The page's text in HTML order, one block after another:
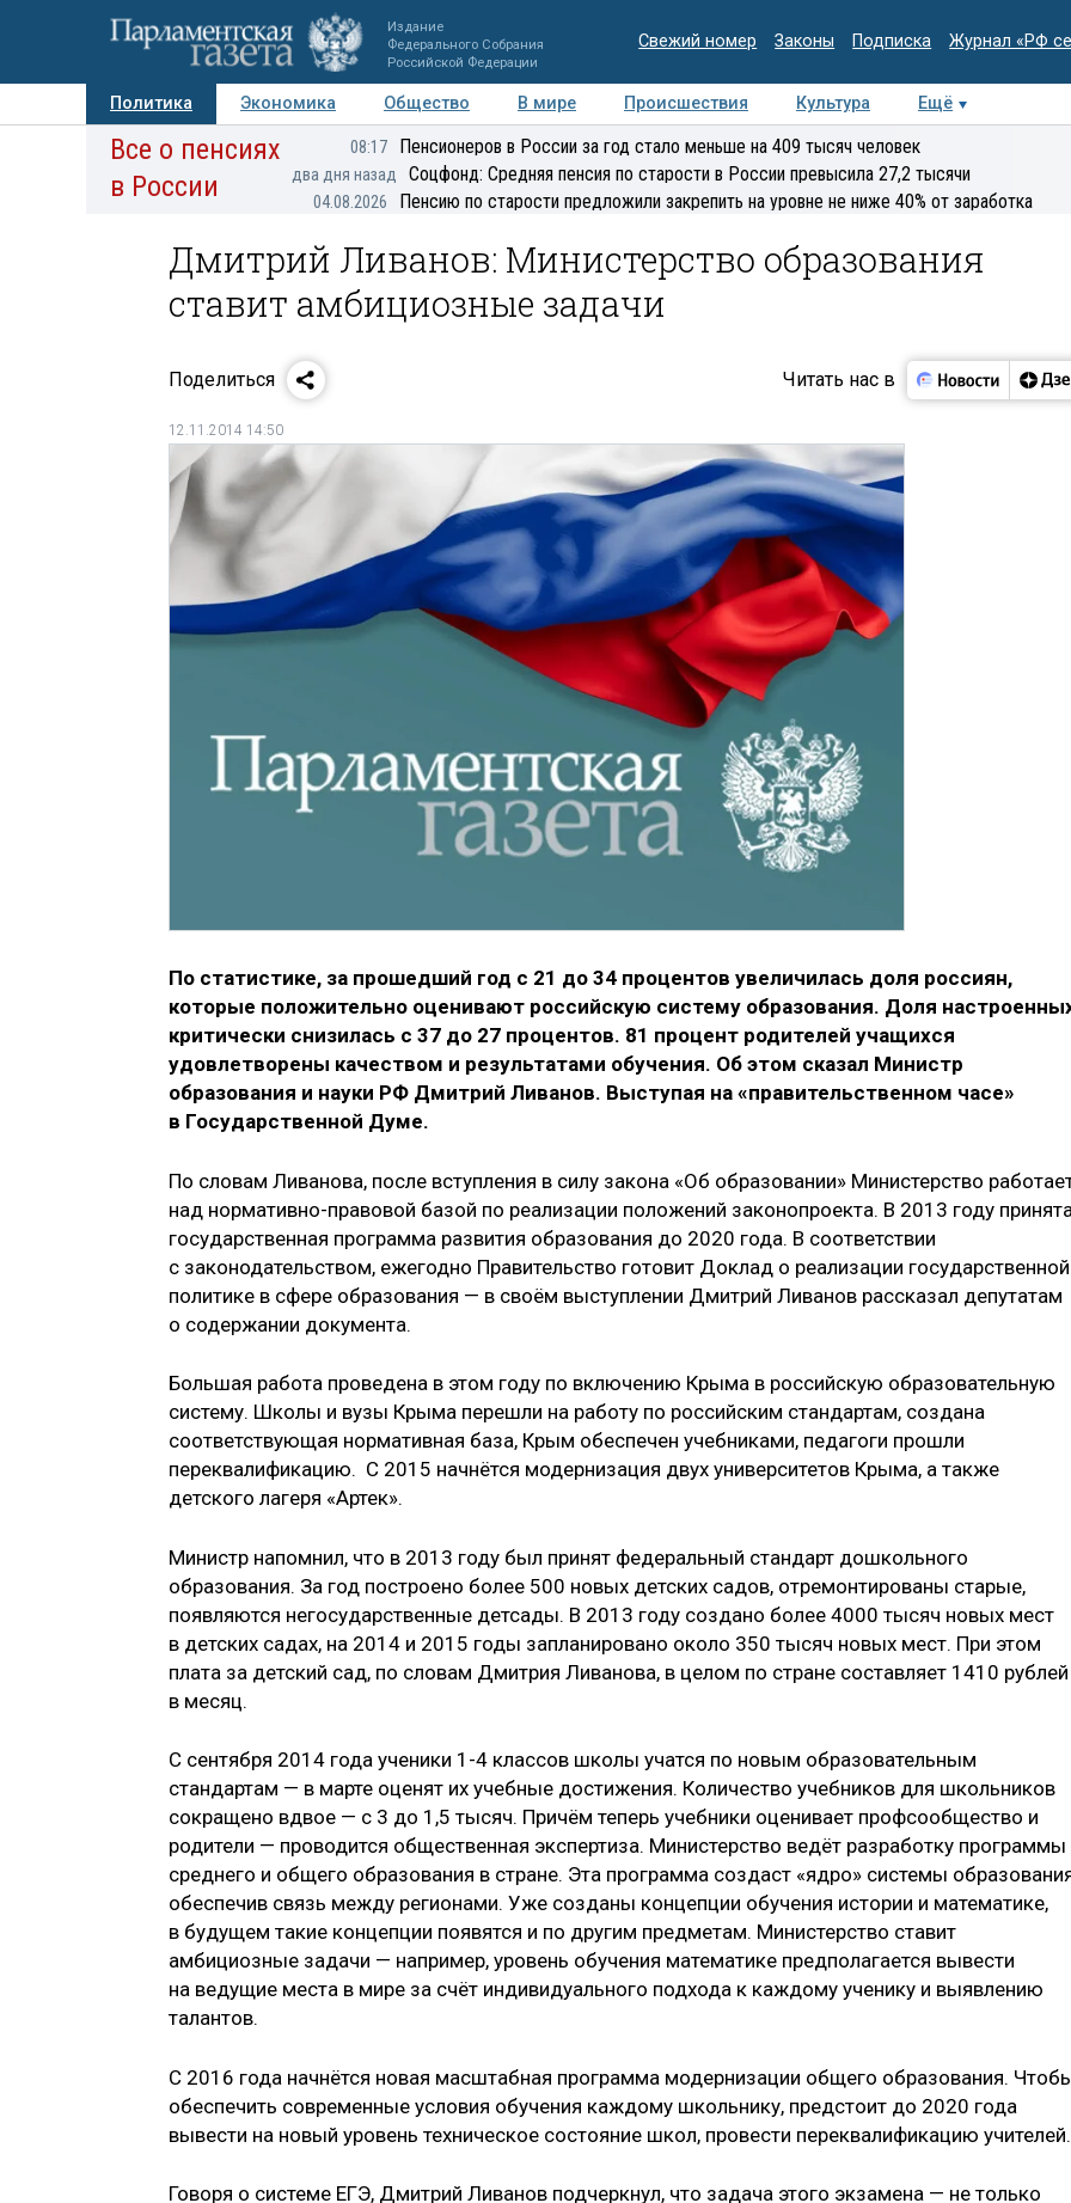
Издание
Федерального Собрания
Российской Федерации
Свежий номер Законы Подписка Журнал «РФ
Политика Экономика Общество В мире Происшествия Культура
Ещё
Авторы Персоны Мнения Регионы Медиацентр Интервью Колумнисты
Все о пенсиях
в России
08:17 Пенсионеров в России за год стало меньше на 409 тысяч человек
два дня назад Соцфонд: Средняя пенсия по старости в России превысила 27,2 тысячи
04.08.2026 Пенсию по старости предложили закрепить на уровне не ниже 40% от заработка
Дмитрий Ливанов: Министерство образования
ставит амбициозные задачи
Поделиться Читать нас в
12.11.2014 14:50
По статистике, за прошедший год с 21 до 34 процентов увеличилась доля россиян,
которые положительно оценивают российскую систему образования. Доля
критически снизилась с 37 до 27 процентов. 81 процент родителей учащихся
удовлетворены качеством и результатами обучения. Об этом сказал Министр
образования и науки РФ Дмитрий Ливанов. Выступая на «правительственном часе»
в Государственной Думе.
По словам Ливанова, после вступления в силу закона «Об образовании» Министерство
над нормативно-правовой базой по реализации положений законопроекта. В 2013 году
государственная программа развития образования до 2020 года. В соответствии
с законодательством, ежегодно Правительство готовит Доклад о реализации государственной
политике в сфере образования — в своём выступлении Дмитрий Ливанов рассказал депутатам
о содержании документа.
Большая работа проведена в этом году по включению Крыма в российскую образовательную
систему. Школы и вузы Крыма перешли на работу по российским стандартам, создана
соответствующая нормативная база, Крым обеспечен учебниками, педагоги прошли
переквалификацию. С 2015 начнётся модернизация двух университетов Крыма, а также
детского лагеря «Артек».
Министр напомнил, что в 2013 году был принят федеральный стандарт дошкольного
образования. За год построено более 500 новых детских садов, отремонтированы старые,
появляются негосударственные детсады. В 2013 году создано более 4000 тысяч новых мест
в детских садах, на 2014 и 2015 годы запланировано около 350 тысяч новых мест. При этом
плата за детский сад, по словам Дмитрия Ливанова, в целом по стране составляет 1410 рублей
в месяц.
С сентября 2014 года ученики 1-4 классов школы учатся по новым образовательным
стандартам — в марте оценят их учебные достижения. Количество учебников для школьников
сокращено вдвое — с 3 до 1,5 тысяч. Причём теперь учебники оценивает профсообщество и
родители — проводится общественная экспертиза. Министерство ведёт разработку программы
среднего и общего образования в стране. Эта программа создаст «ядро» системы
обеспечив связь между регионами. Уже созданы концепции обучения истории и математике,
в будущем такие концепции появятся и по другим предметам. Министерство ставит
амбициозные задачи — например, уровень обучения математике предполагается вывести
на ведущие места в мире за счёт индивидуального подхода к каждому ученику и выявлению
талантов.
С 2016 года начнётся новая масштабная программа модернизации общего образования.
обеспечить современные условия обучения каждому школьнику, предстоит до 2020 года
вывести на новый уровень техническое состояние школ, провести переквалификацию учителей.
Говоря о системе ЕГЭ, Дмитрий Ливанов подчеркнул, что задача этого экзамена — не только